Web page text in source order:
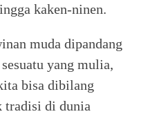
kaken-ninen.
muda dipandang
yang mulia,
bisa dibilang
tradisi di dunia